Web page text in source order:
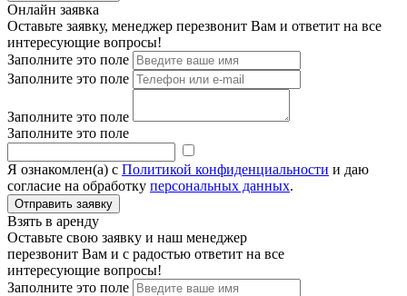
Онлайн заявка
Оставьте заявку, менеджер перезвонит Вам и ответит на все
интересующие вопросы!
Заполните это поле
Заполните это поле
Заполните это поле
Заполните это поле
Я ознакомлен(а) с Политикой конфиденциальности и даю
согласие на обработку персональных данных.
Взять в аренду
Оставьте свою заявку и наш менеджер
перезвонит Вам и с радостью ответит на все
интересующие вопросы!
Заполните это поле